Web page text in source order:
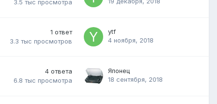
3.5 тыс просмотра
1 ответ
3.3 тыс просмотров
ytf
4 ноября, 2018
4 ответа
6.8 тыс просмотра
Японец
18 сентября, 2018